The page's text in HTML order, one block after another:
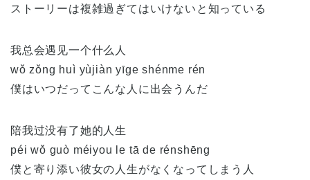
ストーリーは複雑過ぎてはいけないと知っている
我总会遇见一个什么人
wǒ zǒng huì yùjiàn yīge shénme rén
僕はいつだってこんな人に出会うんだ
陪我过没有了她的人生
péi wǒ guò méiyou le tā de rénshēng
僕と寄り添い彼女の人生がなくなってしまう人